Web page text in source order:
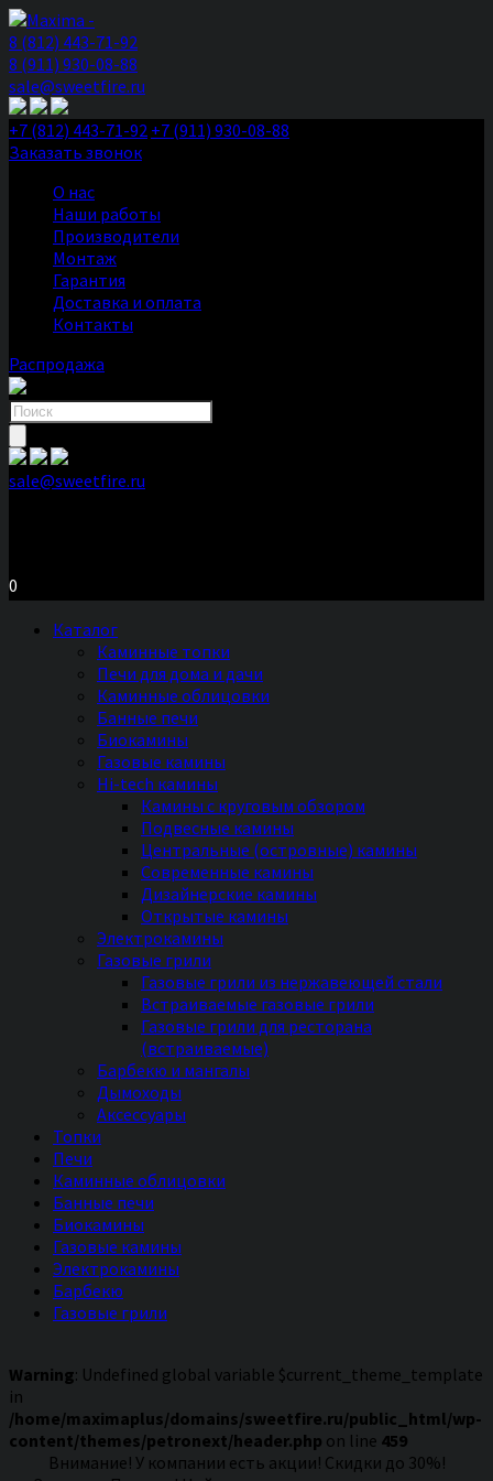
8 (812) 443-71-92
8 (911) 930-08-88
sale@sweetfire.ru
+7 (812) 443-71-92 +7 (911) 930-08-88
Заказать звонок
О нас
Наши работы
Производители
Монтаж
Гарантия
Доставка и оплата
Контакты
Распродажа
Поиск
товаров
sale@sweetfire.ru
0
Каталог
Каминные топки
Печи для дома и дачи
Каминные облицовки
Банные печи
Биокамины
Газовые камины
Hi-tech камины
Камины с круговым обзором
Подвесные камины
Центральные (островные) камины
Современные камины
Дизайнерские камины
Открытые камины
Электрокамины
Газовые грили
Газовые грили из нержавеющей стали
Встраиваемые газовые грили
Газовые грили для ресторана
(встраиваемые)
Барбекю и мангалы
Дымоходы
Аксессуары
Топки
Печи
Каминные облицовки
Банные печи
Биокамины
Газовые камины
Электрокамины
Барбекю
Газовые грили
Warning: Undefined global variable $current_theme_template
in
/home/maximaplus/domains/sweetfire.ru/public_html/wp-
content/themes/petronext/header.php on line 459
Внимание! У компании есть акции! Скидки до 30%!